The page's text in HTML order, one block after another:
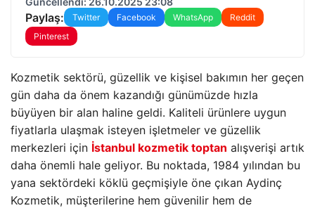
Paylaş: Twitter Facebook WhatsApp
Reddit
Pinterest
Kozmetik sektörü, güzellik ve kişisel bakımın her geçen
gün daha da önem kazandığı günümüzde hızla
büyüyen bir alan haline geldi. Kaliteli ürünlere uygun
fiyatlarla ulaşmak isteyen işletmeler ve güzellik
merkezleri için İstanbul kozmetik toptan alışverişi artık
daha önemli hale geliyor. Bu noktada, 1984 yılından bu
yana sektördeki köklü geçmişiyle öne çıkan Aydinç
Kozmetik, müşterilerine hem güvenilir hem de